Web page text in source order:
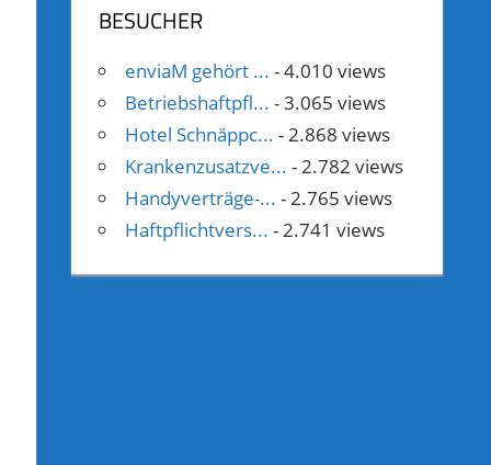
BESUCHER
enviaM gehört ... - 4.010 views
Betriebshaftpfl... - 3.065 views
Hotel Schnäppc... - 2.868 views
Krankenzusatzve... - 2.782 views
Handyverträge-... - 2.765 views
Haftpflichtvers... - 2.741 views